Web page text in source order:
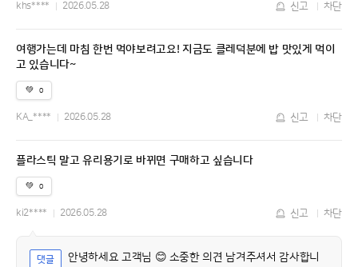
khs**** 2026.05.28 신고 차단
여행가는데 마침 한번 먹야보려고요! 지금도 클레덕분에 밥 맛있게 먹이
고 있습니다~
💚 0
KA_**** 2026.05.28 신고 차단
플라스틱 말고 유리용기로 바뀌면 구매하고 싶습니다
💚 0
ki2**** 2026.05.28 신고 차단
안녕하세요 고객님 😊 소중한 의견 남겨주셔서 감사합니